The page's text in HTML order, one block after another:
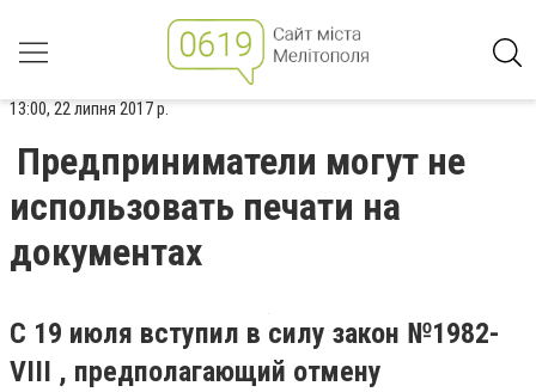
13:00, 22 липня 2017 р.
Предприниматели могут не
использовать печати на
документах
С 19 июля вступил в силу закон №1982-
VIII , предполагающий отмену